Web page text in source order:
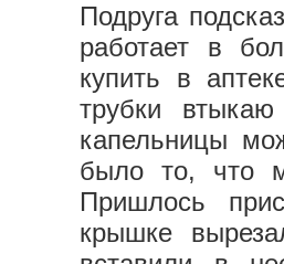
Подруга
работает в
купить в
трубки
капельницы
было то, что
Пришлось
крышке